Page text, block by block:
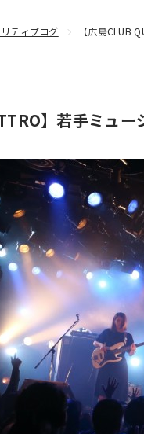
】若手ミュ
ティブログ 【広島CLUB